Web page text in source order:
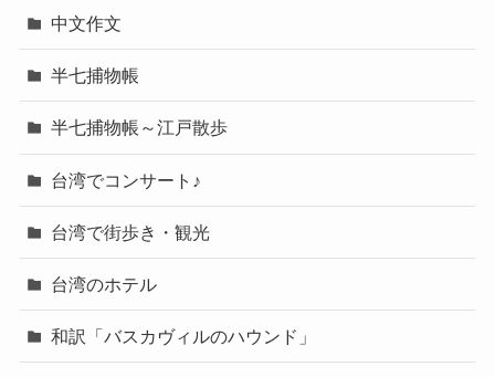
中文作文
半七捕物帳
半七捕物帳～江戸散歩
台湾でコンサート♪
台湾で街歩き・観光
台湾のホテル
和訳「バスカヴィルのハウンド」